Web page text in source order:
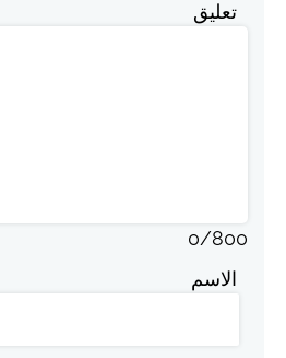
تعليق
0/800
الاسم